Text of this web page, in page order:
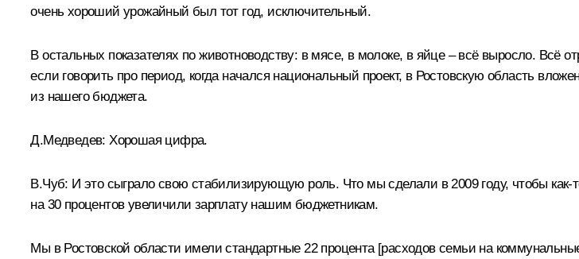
очень хороший урожайный был тот год, исключительный.
В остальных показателях по животноводству: в мясе, в молоке, в яйце – всё выросло. Всё
если говорить про период, когда начался национальный проект, в Ростовскую область
из нашего бюджета.
Д.Медведев: Хорошая цифра.
В.Чуб: И это сыграло свою стабилизирующую роль. Что мы сделали в 2009 году, чтобы
на 30 процентов увеличили зарплату нашим бюджетникам.
Мы в Ростовской области имели стандартные 22 процента [расходов семьи на